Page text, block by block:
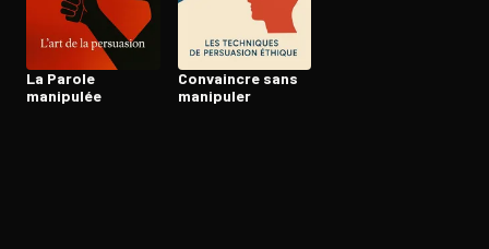
La Parole
manipulée
Convaincre sans
manipuler